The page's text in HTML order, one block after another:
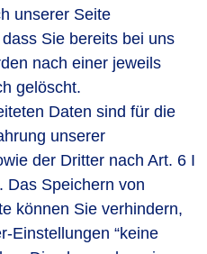
unserer Seite
Sie bereits bei uns
nach einer jeweils
gelöscht.
Daten sind für die
unserer
der Dritter nach Art. 6 I
Das Speichern von
können Sie verhindern,
Einstellungen “keine